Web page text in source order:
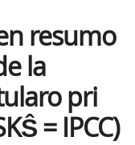
resumo
la
pri
= IPCC)